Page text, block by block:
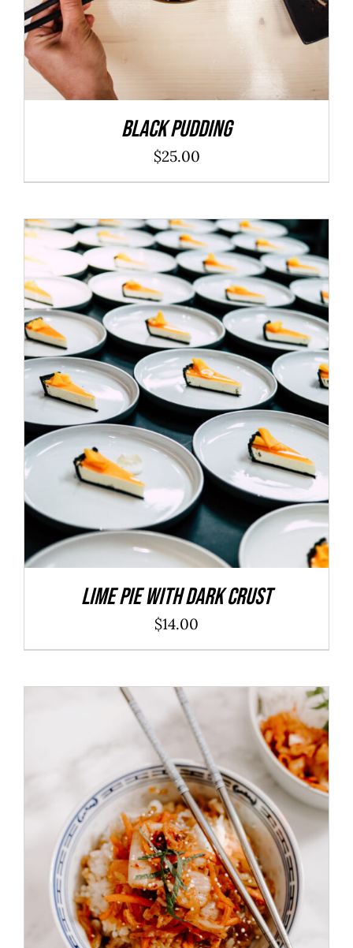
Black Pudding
$25.00
ADD TO CART DÉTAILS
Lime Pie With Dark Crust
$14.00
ADD TO CART / DÉTAILS